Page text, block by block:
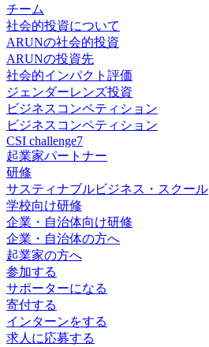
チーム
社会的投資について
ARUNの社会的投資
ARUNの投資先
社会的インパクト評価
ジェンダーレンズ投資
ビジネスコンペティション
ビジネスコンペティション
CSI challenge7
起業家パートナー
研修
サスティナブルビジネス・スクール
学校向け研修
企業・自治体向け研修
企業・自治体の方へ
起業家の方へ
参加する
サポーターになる
寄付する
インターンをする
求人に応募する